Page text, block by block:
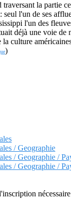
la partie
l'un de ses
l'un des
déjà une voie
la culture
)
/ Geographie
/ Geographie /
/ Geographie /